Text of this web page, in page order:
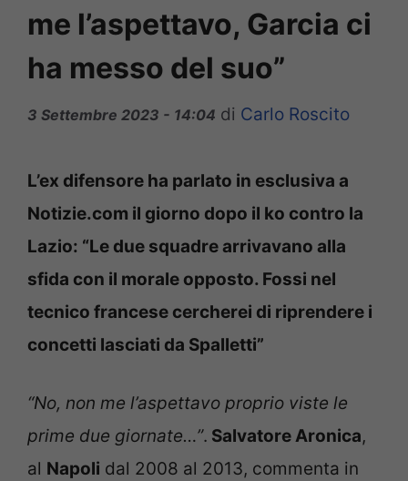
me l’aspettavo, Garcia ci
ha messo del suo”
3 Settembre 2023 - 14:04 di Carlo Roscito
L’ex difensore ha parlato in esclusiva a
Notizie.com il giorno dopo il ko contro la
Lazio: “Le due squadre arrivavano alla
sfida con il morale opposto. Fossi nel
tecnico francese cercherei di riprendere i
concetti lasciati da Spalletti”
“No, non me l’aspettavo proprio viste le
prime due giornate…”. Salvatore Aronica,
al Napoli dal 2008 al 2013, commenta in